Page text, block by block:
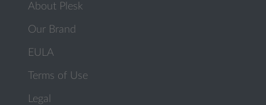
About Plesk
Our Brand
EULA
Terms of Use
Legal